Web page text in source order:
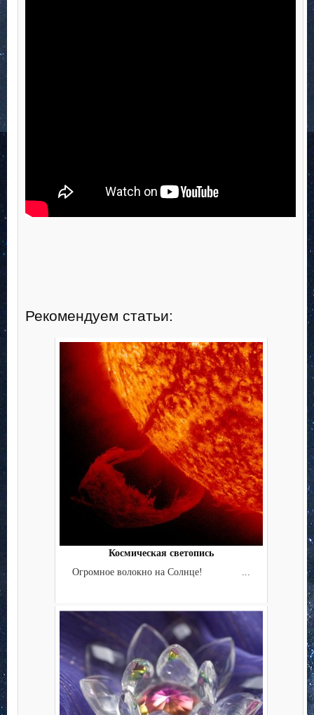
Рекомендуем статьи:
Космическая светопись
Огромное волокно на Солнце! ...